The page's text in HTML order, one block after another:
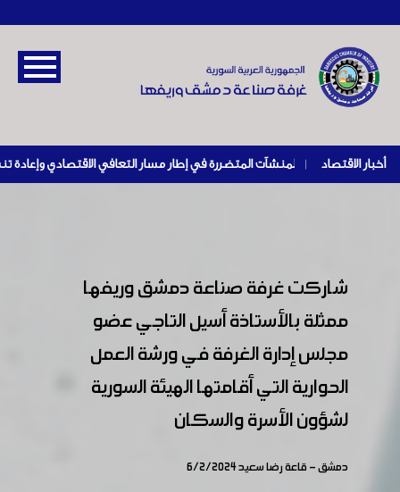
أخبار الاقتصاد |
شاركت غرفة صناعة دمشق وريفها
ممثلة بالأستاذة أسيل التاجي عضو
مجلس إدارة الغرفة في ورشة العمل
الحوارية التي أقامتها الهيئة السورية
لشؤون الأسرة والسكان
دمشق - قاعة رضا سعيد 6/2/2024